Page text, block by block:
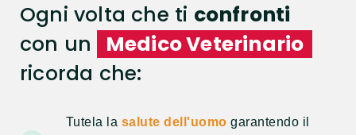
Ogni volta che ti confronti
con un
Medico Veterinario
ricorda che:
Tutela la salute dell'uomo garantendo il